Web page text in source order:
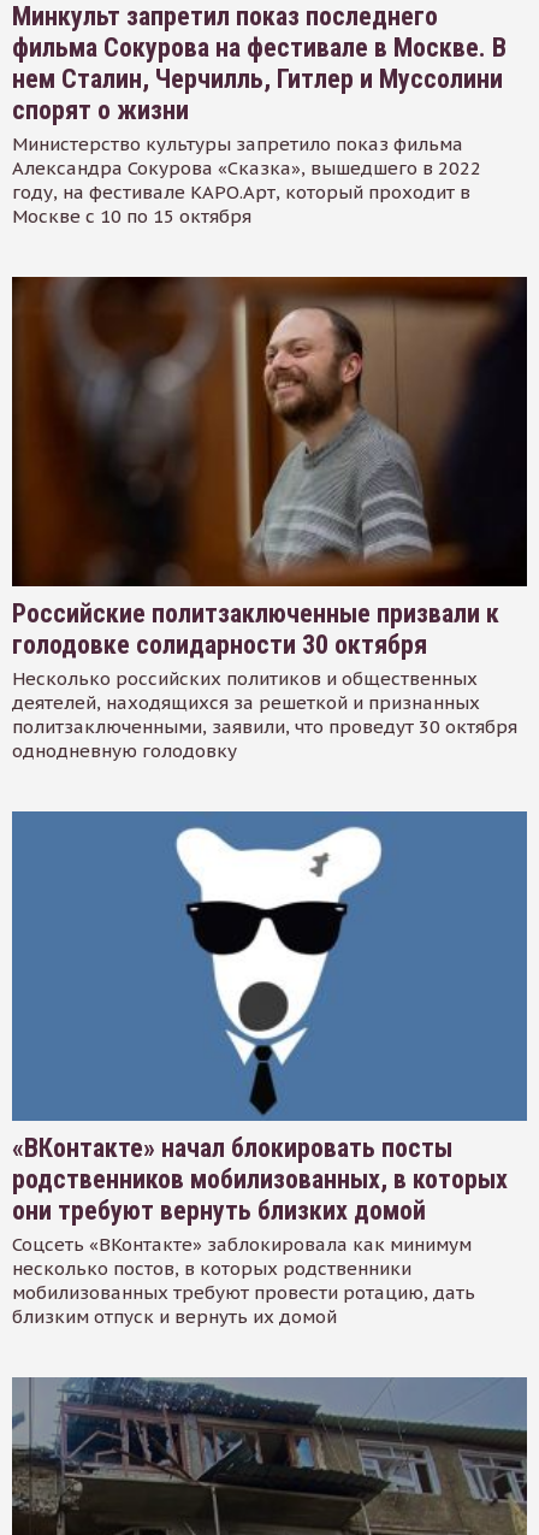
Минкульт запретил показ последнего
фильма Сокурова на фестивале в Москве. В
нем Сталин, Черчилль, Гитлер и Муссолини
спорят о жизни
Министерство культуры запретило показ фильма
Александра Сокурова «Сказка», вышедшего в 2022
году, на фестивале КАРО.Арт, который проходит в
Москве с 10 по 15 октября
Российские политзаключенные призвали к
голодовке солидарности 30 октября
Несколько российских политиков и общественных
деятелей, находящихся за решеткой и признанных
политзаключенными, заявили, что проведут 30 октября
однодневную голодовку
«ВКонтакте» начал блокировать посты
родственников мобилизованных, в которых
они требуют вернуть близких домой
Соцсеть «ВКонтакте» заблокировала как минимум
несколько постов, в которых родственники
мобилизованных требуют провести ротацию, дать
близким отпуск и вернуть их домой